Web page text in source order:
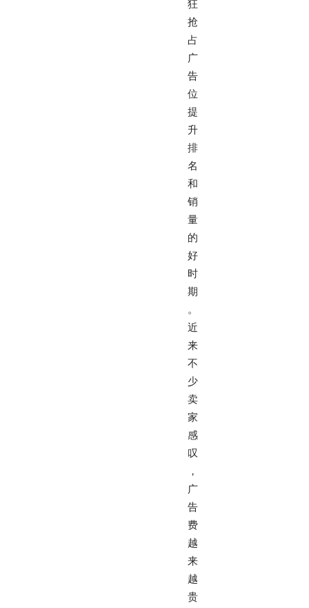
狂
抢
占
广
告
位
提
升
排
名
和
销
量
的
好
时
期
。
近
来
不
少
卖
家
感
叹
，
广
告
费
越
来
越
贵